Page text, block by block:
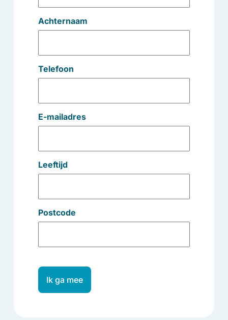
Achternaam
Telefoon
E-mailadres
Leeftijd
Postcode
Ik ga mee